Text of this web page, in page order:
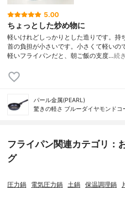
5.00
ちょっとした炒め物に
軽いけれどしっかりとした造りです。持
首の負担が小さいです。小さくて軽いの
軽いフライパンだと、朝ご飯の支度…続
パール金属(PEARL)
驚きの軽さ ブルーダイヤモンド
フライパン関連カテゴリ：
グ
圧力鍋 電気圧力鍋 土鍋 保温調理鍋